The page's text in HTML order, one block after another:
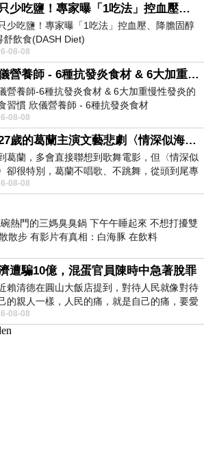
不只少吃鹽！專家曝「1吃法」控血壓、降膽固醇 - 得舒飲食(DASH Diet)
少吃鹽！專家曝「1吃法」控血壓、降膽固醇
舒飲食(DASH Diet)
www.facebook.com/dietitiansophia/
157966
08-08
欣儀營養師 - 6種抗發炎食材 & 6大加重慢性發炎的飲食習慣
營養師-6種抗發炎食材 & 6大加重慢性發炎的
習慣 欣儀營養師 - 6種抗發炎食材
www.facebook.com/photo/?fbid=147
08-08
AI27歲的葛蘭主演文藝悲劇〈情深似海〉 #戀上老電影 #葛蘭 #粟子
葛蘭，多會直接聯想到歌舞電影，但〈情深似
卻很特別，葛蘭不唱歌、不跳舞，從頭到尾專
戲。拍攝期間，經常工作超過12個鐘
08-08
熱門的三媽臭臭鍋 下午午睡起來 不想打擾雙
散步 有影片有真相：白海豚 在飲料
遭騙10億，混蛋官員陳時中急著脫罪
賴清德在圓山大飯店提到，對待人民就像對待
的親人一樣，人民的痛，就是自己的痛，要愛
親，說的這麼好聽，實際上根本沒做
08-08